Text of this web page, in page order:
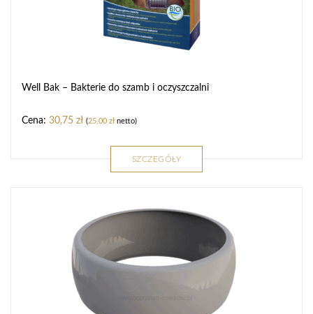
Well Bak – Bakterie do szamb i oczyszczalni
30,75 zł (25,00 złnetto)
SZCZEGÓŁY